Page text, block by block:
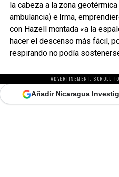
la cabeza a la zona
ambulancia) e Irma,
con Hazell montada «a la
hacer el descenso más fácil,
respirando no podía
ADVERTISEMENT. SCROLL
Añadir Nicaragua